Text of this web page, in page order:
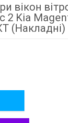
вікон
2 Kia
(Накладні)